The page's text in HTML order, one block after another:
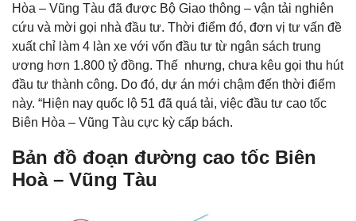
Hòa – Vũng Tàu đã được Bộ Giao thông – vận tải nghiên
cứu và mời gọi nhà đầu tư. Thời điểm đó, đơn vị tư vấn đề
xuất chỉ làm 4 làn xe với vốn đầu tư từ ngân sách trung
ương hơn 1.800 tỷ đồng. Thế nhưng, chưa kêu gọi thu hút
đầu tư thành công. Do đó, dự án mới chậm đến thời điểm
này. “Hiện nay quốc lộ 51 đã quá tải, việc đầu tư cao tốc
Biên Hòa – Vũng Tàu cực kỳ cấp bách.
Bản đồ đoạn đường cao tốc Biên
Hoà – Vũng Tàu